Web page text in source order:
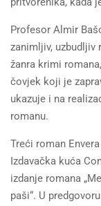
Profesor Almir
zanimljiv, uzbudljiv
žanra krimi
čovjek koji je
ukazuje i na
romanu.
Treći roman
Izdavačka kuća
izdanje romana
paši“. U